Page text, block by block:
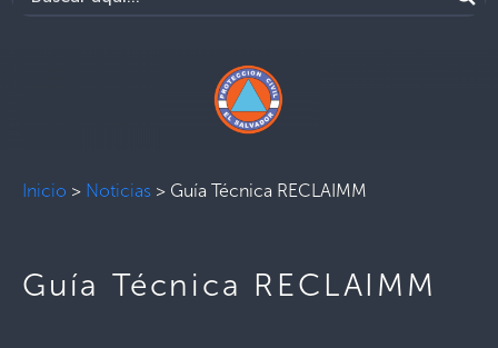
Inicio > Noticias > Guía Técnica RECLAIMM
Guía Técnica RECLAIMM